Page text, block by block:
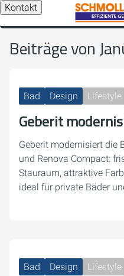
Kontakt
Beiträge von
Bad Design Lifestyle
Geberit
Geberit modernisiert die
und Renova Compact:
Stauraum, attraktive
ideal für private Bäder
Bad Design Lifestyle